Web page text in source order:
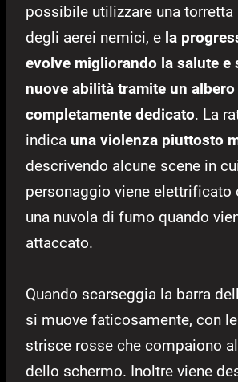
possibile utilizzare una torretta
degli aerei nemici, e la
evolve migliorando la salute e
nuove abilità tramite un albero
completamente dedicato. La
indica una violenza piuttosto
descrivendo alcune scene in
personaggio viene elettrificato
una nuvola di fumo quando
attaccato.
Quando scarseggia la barra
si muove faticosamente, con
strisce rosse che compaiono
dello schermo. Inoltre viene